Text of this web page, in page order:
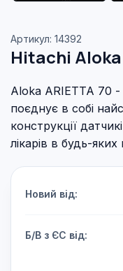
Артикул: 14392
Hitachi Aloka
Aloka ARIETTA 70 -
поєднує в собі
конструкції
лікарів в будь-
Новий від:
Б/В з ЄС від: